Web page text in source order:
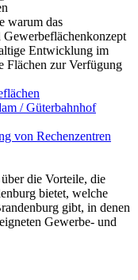
warum das
Entwicklung im
Flächen zur Verfügung
/ Güterbahnhof
von Rechenzentren
die Vorteile, die
bietet, welche
gibt, in denen
Gewerbe- und